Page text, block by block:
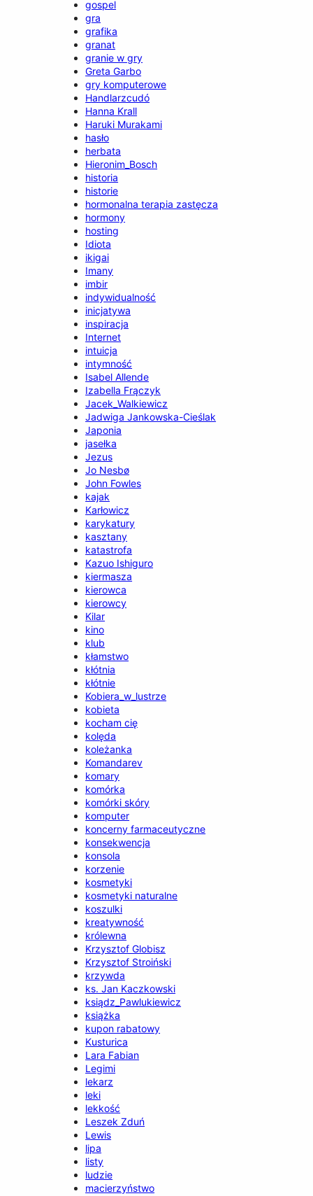
gospel
gra
grafika
granat
granie w gry
Greta Garbo
gry komputerowe
Handlarzcudó
Hanna Krall
Haruki Murakami
hasło
herbata
Hieronim_Bosch
historia
historie
hormonalna terapia zastęcza
hormony
hosting
Idiota
ikigai
Imany
imbir
indywidualność
inicjatywa
inspiracja
Internet
intuicja
intymność
Isabel Allende
Izabella Frączyk
Jacek_Walkiewicz
Jadwiga Jankowska-Cieślak
Japonia
jasełka
Jezus
Jo Nesbø
John Fowles
kajak
Karłowicz
karykatury
kasztany
katastrofa
Kazuo Ishiguro
kiermasza
kierowca
kierowcy
Kilar
kino
klub
kłamstwo
kłótnia
kłótnie
Kobiera_w_lustrze
kobieta
kocham cię
kolęda
koleżanka
Komandarev
komary
komórka
komórki skóry
komputer
koncerny farmaceutyczne
konsekwencja
konsola
korzenie
kosmetyki
kosmetyki naturalne
koszulki
kreatywność
królewna
Krzysztof Globisz
Krzysztof Stroiński
krzywda
ks. Jan Kaczkowski
ksiądz_Pawlukiewicz
książka
kupon rabatowy
Kusturica
Lara Fabian
Legimi
lekarz
leki
lekkość
Leszek Zduń
Lewis
lipa
listy
ludzie
macierzyństwo